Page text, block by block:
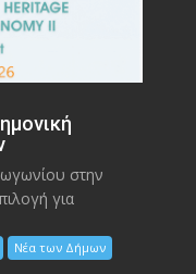
στην
για
Νέα των Δήμων